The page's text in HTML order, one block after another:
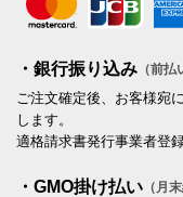
・銀行振り込み （前払
ご注文確定後、お客様宛
します。
適格請求書発行事業者登
・GMO掛け払い （月